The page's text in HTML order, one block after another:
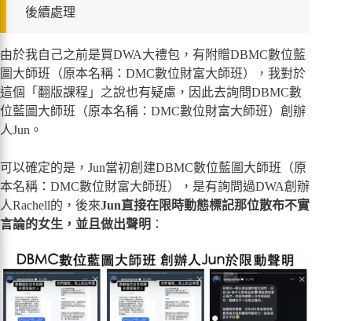
後續處理
由於我自己之前是買DWA大禮包，有附贈DBMC數位藍
圖大師班（原本名稱：DMC數位財富大師班），我對於
這個「翻版課程」之說也有疑慮，因此去詢問DBMC數
位藍圖大師班（原本名稱：DMC數位財富大師班）創辦
人Jun。
可以確定的是，Jun當初創建DBMC數位藍圖大師班（原
本名稱：DMC數位財富大師班），是有詢問過DWA創辦
人Rachell的，後來Jun直接在限時動態標記那位散布不實
言論的女生，並且做出聲明 ：